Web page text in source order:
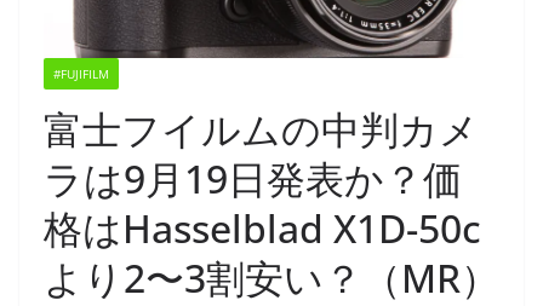
#FUJIFILM
富士フイルムの中判カメ
ラは9月19日発表か？価
格はHasselblad X1D-50c
より2〜3割安い？（MR）